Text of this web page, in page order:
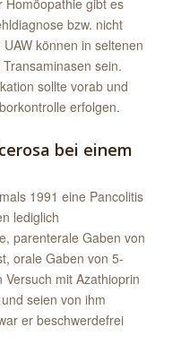
Homöopathie gibt es
bzw. nicht
können in seltenen
sein.
sollte vorab und
erfolgen.
bei einem
1991 eine Pancolitis
lediglich
parenterale Gaben von
orale Gaben von 5-
mit Azathioprin
seien von ihm
er beschwerdefrei